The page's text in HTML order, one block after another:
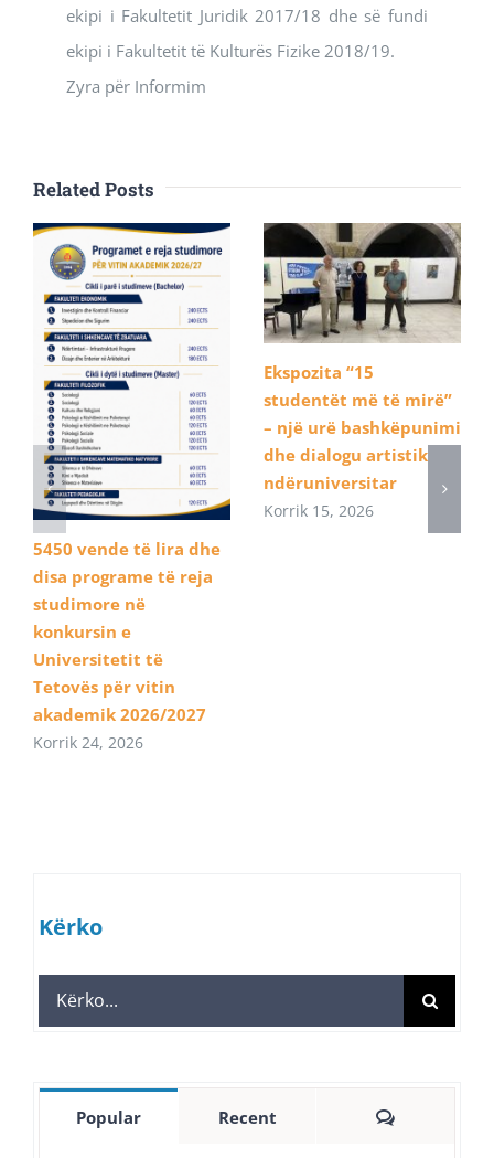
ekipi i Fakultetit Juridik 2017/18 dhe së fundi
ekipi i Fakultetit të Kulturës Fizike 2018/19.
Zyra për Informim
Related Posts
5450 vende të lira dhe
disa programe të reja
studimore në
konkursin e
Universitetit të
Tetovës për vitin
akademik 2026/2027
Korrik 24, 2026
Ekspozita “15
studentët më të mirë”
– një urë bashkëpunimi
dhe dialogu artistik
ndëruniversitar
Korrik 15, 2026
Kërko
Search
for:
Popular Recent Comments